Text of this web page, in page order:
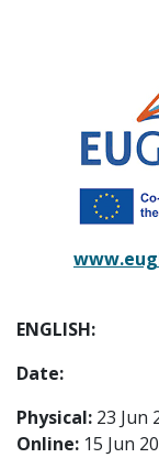
ENGLISH:
Date:
Physical: 23 Jun
Online: 15 Jun